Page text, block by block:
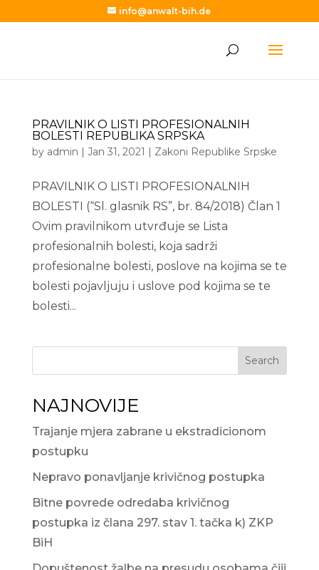
info@anwalt-bih.de
PRAVILNIK O LISTI PROFESIONALNIH
BOLESTI REPUBLIKA SRPSKA
by admin | Jan 31, 2021 | Zakoni Republike Srpske
PRAVILNIK O LISTI PROFESIONALNIH
BOLESTI (“Sl. glasnik RS”, br. 84/2018) Član 1
Ovim pravilnikom utvrđuje se Lista
profesionalnih bolesti, koja sadrži
profesionalne bolesti, poslove na kojima se te
bolesti pojavljuju i uslove pod kojima se te
bolesti...
Search
NAJNOVIJE
Trajanje mjera zabrane u ekstradicionom
postupku
Nepravo ponavljanje krivičnog postupka
Bitne povrede odredaba krivičnog
postupka iz člana 297. stav 1. tačka k) ZKP
BiH